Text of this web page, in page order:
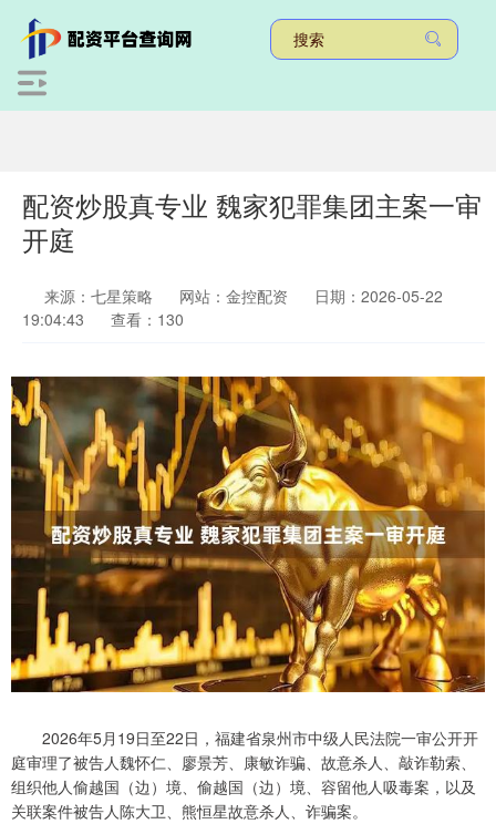
配资炒股真专业 魏家犯罪集团主案一审
开庭
来源：七星策略 网站：金控配资
日期：2026-05-22
19:04:43
查看：130
2026年5月19日至22日，福建省泉州市中级人民法院一审公开开
庭审理了被告人魏怀仁、廖景芳、康敏诈骗、故意杀人、敲诈勒索、
组织他人偷越国（边）境、偷越国（边）境、容留他人吸毒案，以及
关联案件被告人陈大卫、熊恒星故意杀人、诈骗案。